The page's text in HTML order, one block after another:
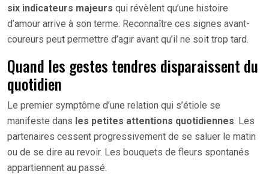
six indicateurs majeurs qui révèlent qu’une histoire
d’amour arrive à son terme. Reconnaître ces signes avant-
coureurs peut permettre d’agir avant qu’il ne soit trop tard.
Quand les gestes tendres disparaissent du
quotidien
Le premier symptôme d’une relation qui s’étiole se
manifeste dans les petites attentions quotidiennes. Les
partenaires cessent progressivement de se saluer le matin
ou de se dire au revoir. Les bouquets de fleurs spontanés
appartiennent au passé.